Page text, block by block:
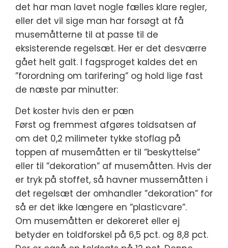
det har man lavet nogle fælles klare regler,
eller det vil sige man har forsøgt at få
musemåtterne til at passe til de
eksisterende regelsæt. Her er det desværre
gået helt galt. I fagsproget kaldes det en
”forordning om tarifering” og hold lige fast
de næste par minutter:
Det koster hvis den er pæn
Først og fremmest afgøres toldsatsen af
om det 0,2 milimeter tykke stoflag på
toppen af musemåtten er til ”beskyttelse”
eller til ”dekoration” af musemåtten. Hvis der
er tryk på stoffet, så havner mussemåtten i
det regelsæt der omhandler ”dekoration” for
så er det ikke længere en ”plasticvare”.
Om musemåtten er dekoreret eller ej
betyder en toldforskel på 6,5 pct. og 8,8 pct.